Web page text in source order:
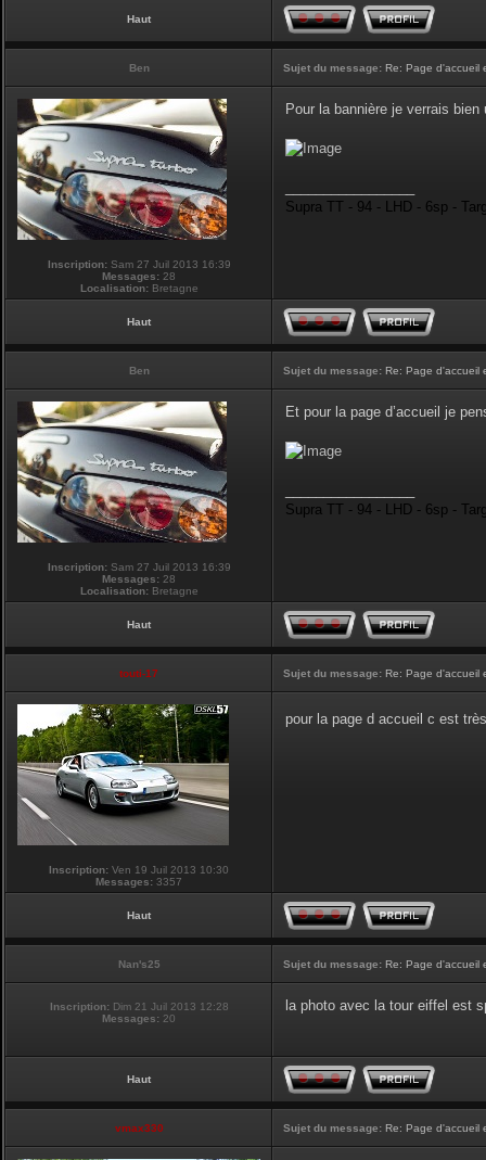
Haut
Ben Sujet du message: Re: Page d'accueil
Inscription:Sam 27 Juil 2013 16:39
Messages: 28
Localisation:Bretagne
Pour la bannière je verrais
Supra TT - 94 - LHD - 6sp -
Haut
Ben Sujet du message: Re: Page d'accueil
Inscription:Sam 27 Juil 2013 16:39
Messages: 28
Localisation:Bretagne
Et pour la page d’accueil je
Supra TT - 94 - LHD - 6sp -
Haut
touti-17 Sujet du message: Re: Page d'accueil
Inscription: Ven 19 Juil 2013 10:30
Messages: 3357
pour la page d accueil c est
Haut
Nan's25 Sujet du message: Re: Page d'accueil
Inscription: Dim 21 Juil 2013 12:28
Messages: 20
la photo avec la tour eiffel est
Haut
vmax330 Sujet du message: Re: Page d'accueil